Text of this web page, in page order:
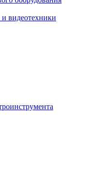
видеотехники